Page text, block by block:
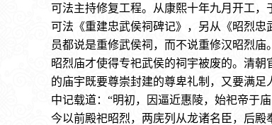
可法主持修复工程。从康熙十年九月开工
可法《重建忠武侯祠碑记》，另从《昭烈
员都说是重修武侯祠，而不说重修汉昭烈
昭烈庙才使得专祀武侯的祠宇被废的。清
的庙宇既要尊崇封建的尊卑礼制，又要满
中记载道：“明初，因逼近惠陵，始祀帝于
今以前殿祀昭烈，两庑列从龙诸名臣，后